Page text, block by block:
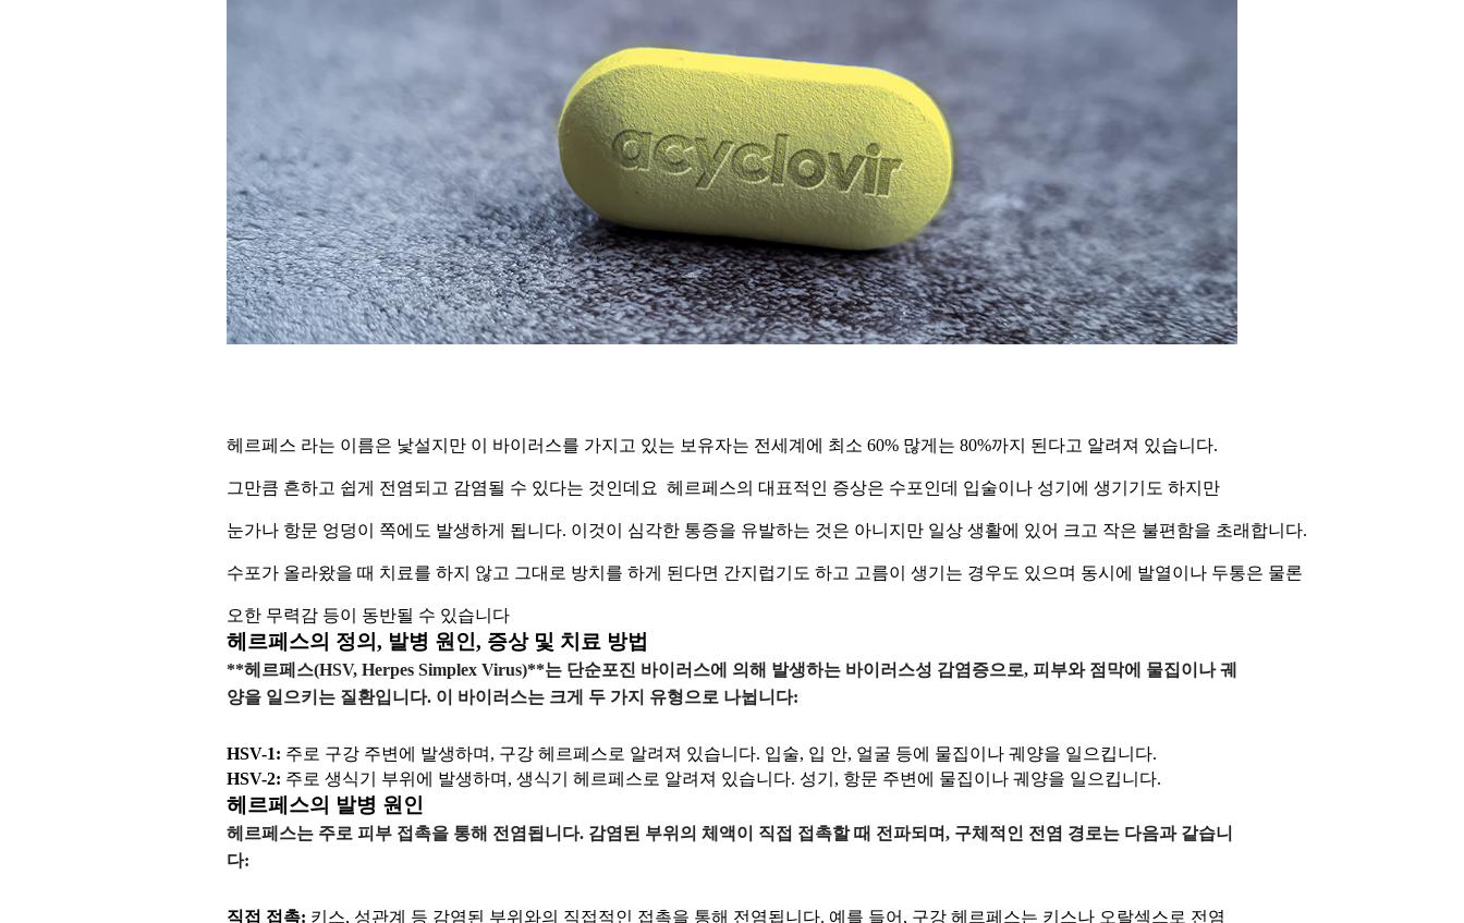
헤르페스 라는 이름은 낯설지만 이 바이러스를 가지고 있는 보유자는 전세계에 최소 60% 많게는 80%까지 된다고 알려져 있습니다.
그만큼 흔하고 쉽게 전염되고 감염될 수 있다는 것인데요  헤르페스의 대표적인 증상은 수포인데 입술이나 성기에 생기기도 하지만
눈가나 항문 엉덩이 쪽에도 발생하게 됩니다. 이것이 심각한 통증을 유발하는 것은 아니지만 일상 생활에 있어 크고 작은 불편함을 초래합니다.
수포가 올라왔을 때 치료를 하지 않고 그대로 방치를 하게 된다면 간지럽기도 하고 고름이 생기는 경우도 있으며 동시에 발열이나 두통은 물론
오한 무력감 등이 동반될 수 있습니다
헤르페스의 정의, 발병 원인, 증상 및 치료 방법
**헤르페스(HSV, Herpes Simplex Virus)**는 단순포진 바이러스에 의해 발생하는 바이러스성 감염증으로, 피부와 점막에 물집이나 궤
양을 일으키는 질환입니다. 이 바이러스는 크게 두 가지 유형으로 나뉩니다:
HSV-1: 주로 구강 주변에 발생하며, 구강 헤르페스로 알려져 있습니다. 입술, 입 안, 얼굴 등에 물집이나 궤양을 일으킵니다.
HSV-2: 주로 생식기 부위에 발생하며, 생식기 헤르페스로 알려져 있습니다. 성기, 항문 주변에 물집이나 궤양을 일으킵니다.
헤르페스의 발병 원인
헤르페스는 주로 피부 접촉을 통해 전염됩니다. 감염된 부위의 체액이 직접 접촉할 때 전파되며, 구체적인 전염 경로는 다음과 같습니
다:
직접 접촉: 키스, 성관계 등 감염된 부위와의 직접적인 접촉을 통해 전염됩니다. 예를 들어, 구강 헤르페스는 키스나 오랄섹스로 전염